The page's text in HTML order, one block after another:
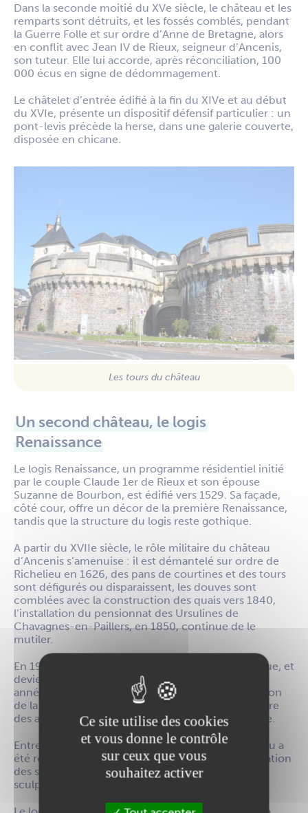
Dans la seconde moitié du XVe siècle, le château et les
remparts sont détruits, et les fossés comblés, pendant
la Guerre Folle et sur ordre d’Anne de Bretagne, alors
en conflit avec Jean IV de Rieux, seigneur d’Ancenis,
son tuteur. Elle lui accorde, après réconciliation, 100
000 écus en signe de dédommagement.
Le châtelet d’entrée édifié à la fin du XIVe et au début
du XVIe, présente un dispositif défensif particulier : un
pont-levis précède la herse, dans une galerie couverte,
disposée en chicane.
Les tours du château
Un second château, le logis
Renaissance
Le logis Renaissance, un programme résidentiel initié
par le couple Claude 1er de Rieux et son épouse
Suzanne de Bourbon, est édifié vers 1529. Sa façade,
côté cour, offre un décor de la première Renaissance,
tandis que la structure du logis reste gothique.
A partir du XVIIe siècle, le rôle militaire du château
d’Ancenis s’amenuise : il est démantelé sur ordre de
Richelieu en 1626, des pans de courtines et des tours
sont défigurés ou disparaissent, les douves sont
comblées avec la construction des quais vers 1840,
l’installation du pensionnat des Ursulines de
Chavagnes-en-Paillers, en 1850, continue de le
mutiler.
En 1977, le château est classé Monument Historique, et
devient propriété de la Ville en 1986. A partir des
années 1990, des travaux sont entrepris : démolition
de la chapelle du XIXe siècle et du bâtiment scolaire
des années 60 et restauration du châtelet d’entrée.
Entre 2013 et 2015, le logis Renaissance du château a
été réhabilité. Cela concernait à la fois la consolidation
des structures, la reprise des ouvertures et des
sculptures.
Ce site utilise des cookies
et vous donne le contrôle
sur ceux que vous
souhaitez activer